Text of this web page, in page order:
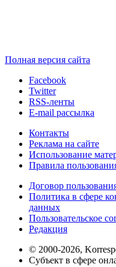
Полная версия сайта
Facebook
Twitter
RSS-ленты
E-mail рассылка
Контакты
Реклама на сайте
Использование
Правила
Договор
Политика в сфере
данных
Пользовательское
Редакция
© 2000-2026,
Субъект в сфере